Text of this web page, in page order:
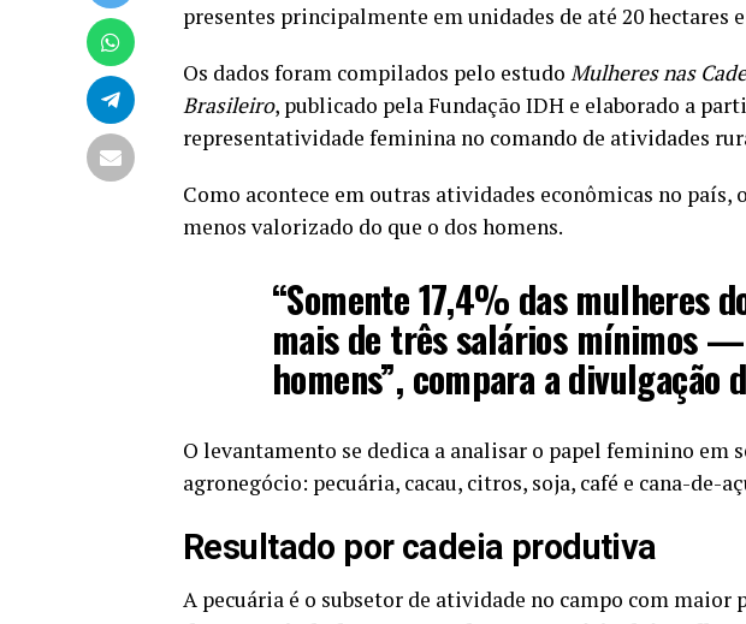
presentes principalmente em unidades de até 20 hectares
Os dados foram compilados pelo estudo Mulheres nas
Brasileiro, publicado pela Fundação IDH e elaborado a
representatividade feminina no comando de atividades
Como acontece em outras atividades econômicas no país,
menos valorizado do que o dos homens.
“Somente 17,4% das mulheres
mais de três salários mínimos
homens”, compara a divulgação
O levantamento se dedica a analisar o papel feminino em
agronegócio: pecuária, cacau, citros, soja, café e cana-de-
Resultado por cadeia produtiva
A pecuária é o subsetor de atividade no campo com